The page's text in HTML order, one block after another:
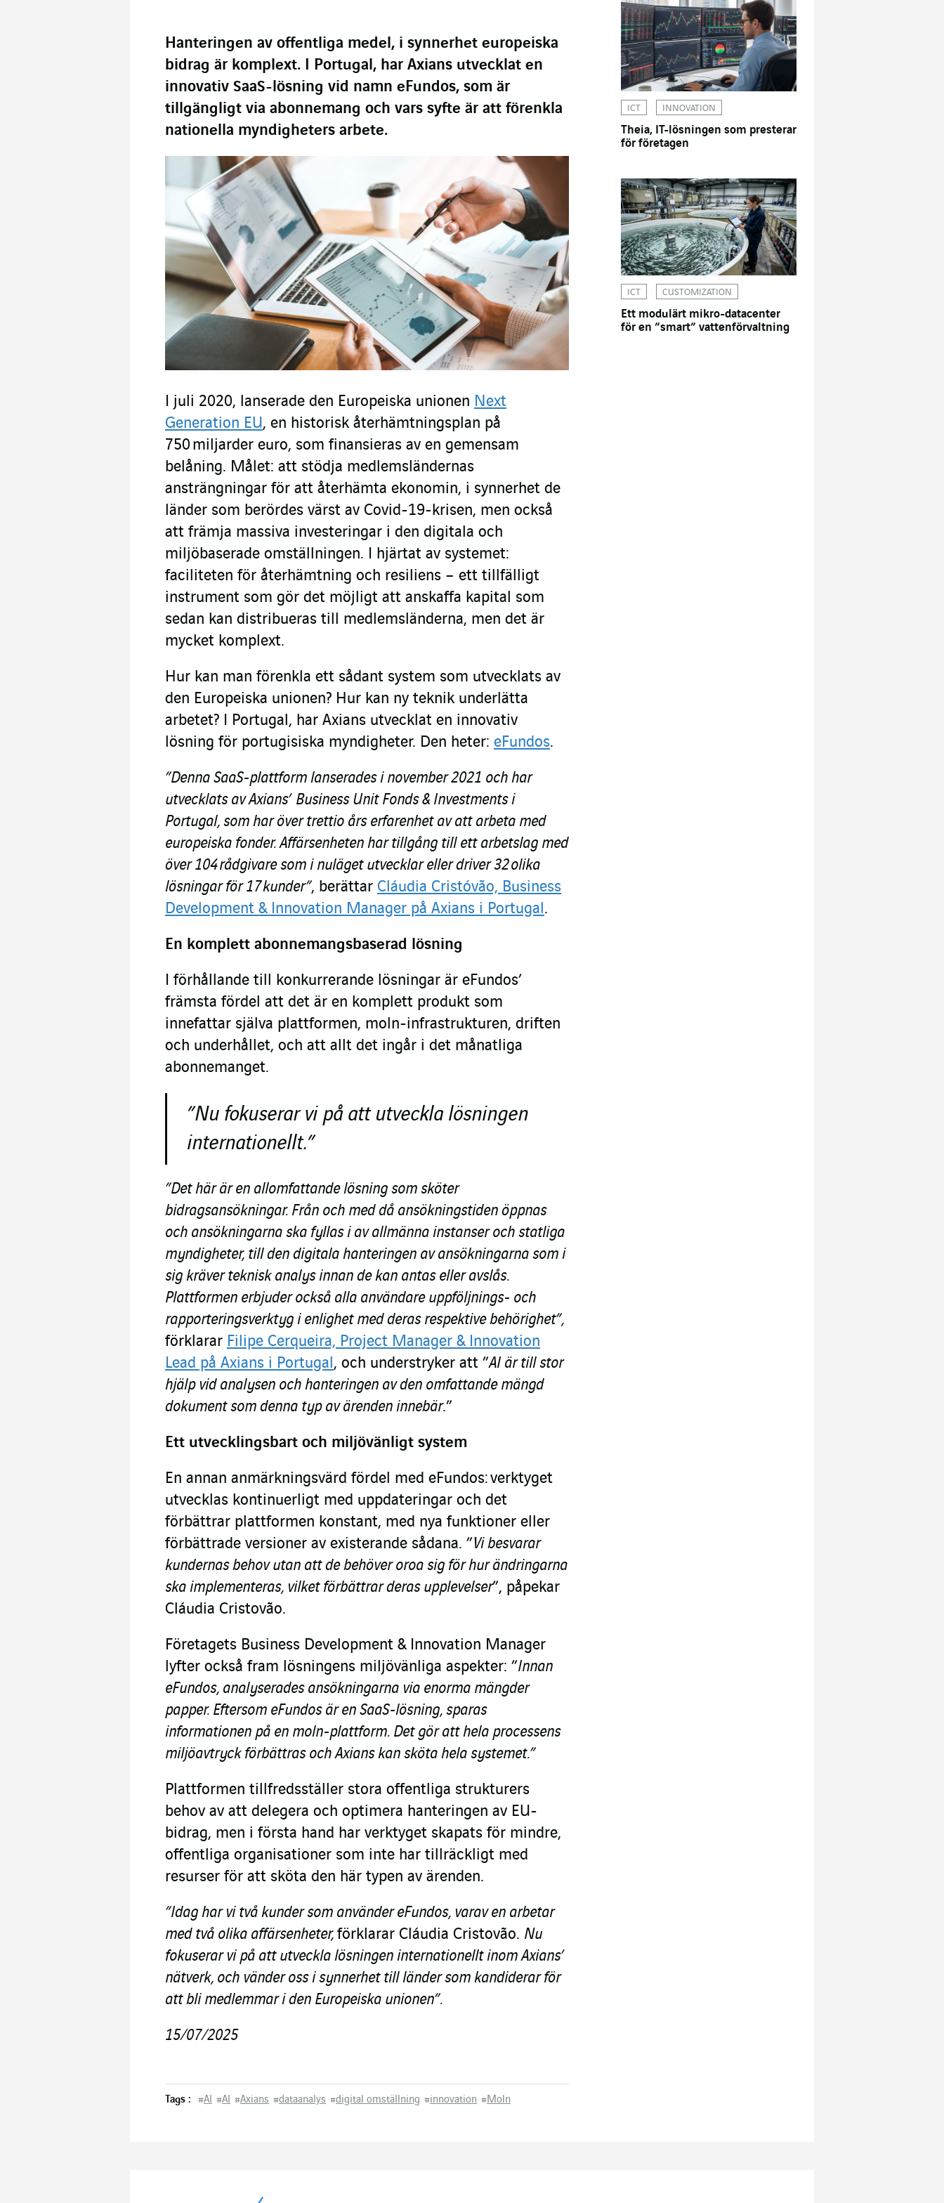
Hanteringen av offentliga medel, i synnerhet europeiska
bidrag är komplext. I Portugal, har Axians utvecklat en
innovativ SaaS-lösning vid namn eFundos, som är
tillgängligt via abonnemang och vars syfte är att förenkla
nationella myndigheters arbete.
I juli 2020, lanserade den Europeiska unionen Next
Generation EU, en historisk återhämtningsplan på
750 miljarder euro, som finansieras av en gemensam
belåning. Målet: att stödja medlemsländernas
ansträngningar för att återhämta ekonomin, i synnerhet de
länder som berördes värst av Covid-19-krisen, men också
att främja massiva investeringar i den digitala och
miljöbaserade omställningen. I hjärtat av systemet:
faciliteten för återhämtning och resiliens – ett tillfälligt
instrument som gör det möjligt att anskaffa kapital som
sedan kan distribueras till medlemsländerna, men det är
mycket komplext.
Hur kan man förenkla ett sådant system som utvecklats av
den Europeiska unionen? Hur kan ny teknik underlätta
arbetet? I Portugal, har Axians utvecklat en innovativ
lösning för portugisiska myndigheter. Den heter: eFundos.
”Denna SaaS-plattform lanserades i november2021 och har
utvecklats av Axians’ Business Unit Fonds & Investments i
Portugal, som har över trettio års erfarenhet av att arbeta med
europeiska fonder. Affärsenheten har tillgång till ett arbetslag med
över 104 rådgivare som i nuläget utvecklar eller driver 32 olika
lösningar för 17 kunder”, berättar Cláudia Cristóvão, Business
Development & Innovation Manager på Axians i Portugal.
En komplett abonnemangsbaserad lösning
I förhållande till konkurrerande lösningar är eFundos’
främsta fördel att det är en komplett produkt som
innefattar själva plattformen, moln-infrastrukturen, driften
och underhållet, och att allt det ingår i det månatliga
abonnemanget.
”Nu fokuserar vi på att utveckla lösningen
internationellt.”
”Det här är en allomfattande lösning som sköter
bidragsansökningar. Från och med då ansökningstiden öppnas
och ansökningarna ska fyllas i av allmänna instanser och statliga
myndigheter, till den digitala hanteringen av ansökningarna som i
sig kräver teknisk analys innan de kan antas eller avslås.
Plattformen erbjuder också alla användare uppföljnings- och
rapporteringsverktyg i enlighet med deras respektive behörighet”,
förklarar Filipe Cerqueira, Project Manager & Innovation
Lead på Axians i Portugal, och understryker att ”AI är till stor
hjälp vid analysen och hanteringen av den omfattande mängd
dokument som denna typ av ärenden innebär.”
Ett utvecklingsbart och miljövänligt system
En annan anmärkningsvärd fördel med eFundos: verktyget
utvecklas kontinuerligt med uppdateringar och det
förbättrar plattformen konstant, med nya funktioner eller
förbättrade versioner av existerande sådana. ”Vi besvarar
kundernas behov utan att de behöver oroa sig för hur ändringarna
ska implementeras, vilket förbättrar deras upplevelser”, påpekar
Cláudia Cristovão.
Företagets Business Development & Innovation Manager
lyfter också fram lösningens miljövänliga aspekter: ”Innan
eFundos, analyserades ansökningarna via enorma mängder
papper. Eftersom eFundos är en SaaS-lösning, sparas
informationen på en moln-plattform. Det gör att hela processens
miljöavtryck förbättras och Axians kan sköta hela systemet.”
Plattformen tillfredsställer stora offentliga strukturers
behov av att delegera och optimera hanteringen av EU-
bidrag, men i första hand har verktyget skapats för mindre,
offentliga organisationer som inte har tillräckligt med
resurser för att sköta den här typen av ärenden.
”Idag har vi två kunder som använder eFundos, varav en arbetar
med två olika affärsenheter, förklarar Cláudia Cristovão. Nu
fokuserar vi på att utveckla lösningen internationellt inom Axians’
nätverk, och vänder oss i synnerhet till länder som kandiderar för
att bli medlemmar i den Europeiska unionen”.
15/07/2025
Tags : #AI #AI #Axians #dataanalys #digital omställning #innovation #Moln
ICT INNOVATION
Theia, IT-lösningen som presterar
för företagen
ICT CUSTOMIZATION
Ett modulärt mikro-datacenter
för en ”smart” vattenförvaltning